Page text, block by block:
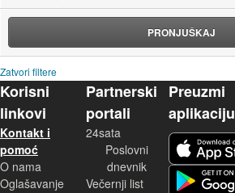
PRONJUŠKAJ
Zatvori filtere
Korisni
linkovi
Kontakt i
pomoć
O nama
Oglašavanje
Partnerski
portali
24sata
Poslovni
dnevnik
Večernji list
Preuzmi
aplikaciju